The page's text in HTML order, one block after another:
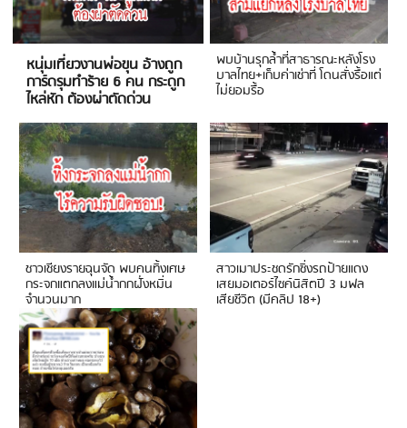
หนุ่มเที่ยวงานพ่อขุน อ้างถูก
การ์ดรุมทำร้าย 6 คน กระดูก
ไหล่หัก ต้องผ่าตัดด่วน
พบบ้านรุกล้ำที่สาธารณะหลังโรง
บาลไทย+เก็บค่าเช่าที่ โดนสั่งรื้อแต่
ไม่ยอมรื้อ
ชาวเชียงรายฉุนจัด พบคนทิ้งเศษ
กระจกแตกลงแม่น้ำกกฝั่งหมิ่น
จำนวนมาก
สาวเมาประชดรักซิ่งรถป้ายแดง
เสยมอเตอร์ไซค์นิสิตปี 3 มฟล
เสียชีวิต (มีคลิป 18+)